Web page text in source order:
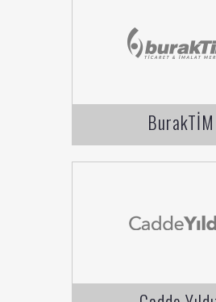
BurakTİM